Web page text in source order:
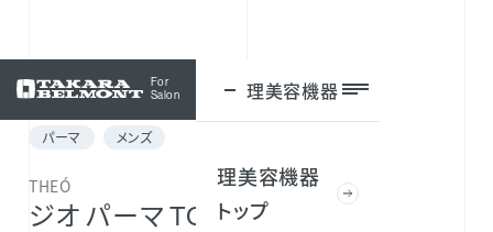
For
Salon
理美容機器
理美容機器
トップ
ログイン
パーマ メンズ
THEÓ
ジオ パーマ TGa 第1剤 a